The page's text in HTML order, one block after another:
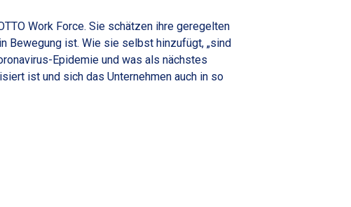
Work Force. Sie schätzen ihre geregelten
Bewegung ist. Wie sie selbst hinzufügt, „sind
Epidemie und was als nächstes
ist und sich das Unternehmen auch in so